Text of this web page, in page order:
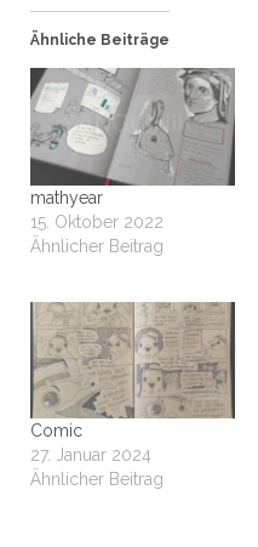
Ähnliche Beiträge
mathyear
15. Oktober 2022
Ähnlicher Beitrag
Comic
27. Januar 2024
Ähnlicher Beitrag